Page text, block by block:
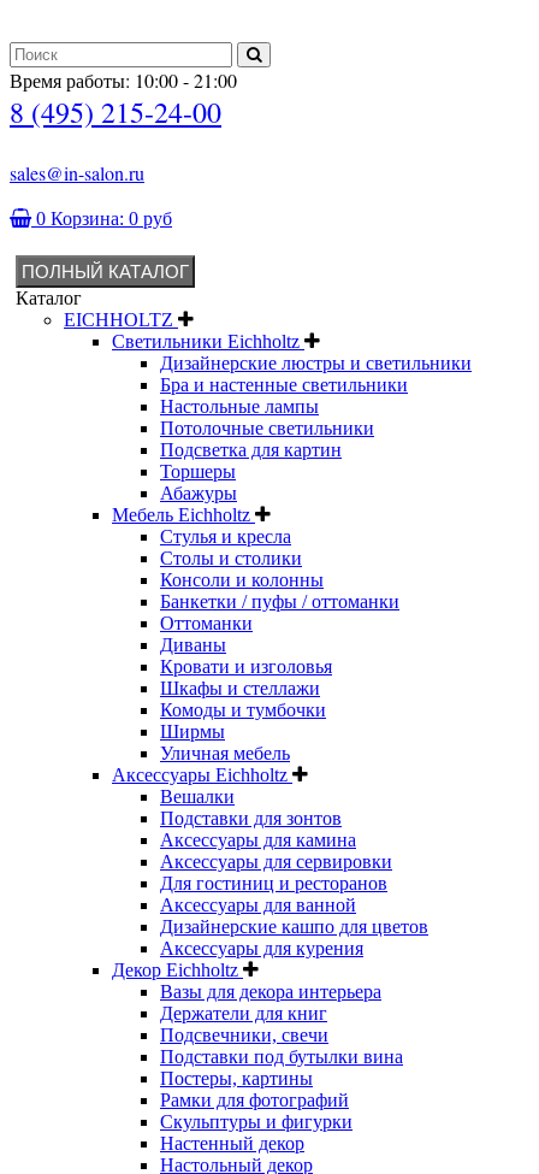
Время работы: 10:00 - 21:00
8 (495) 215-24-00
sales@in-salon.ru
0 Корзина: 0 руб
ПОЛНЫЙ КАТАЛОГ
Каталог
EICHHOLTZ
Светильники Eichholtz
Дизайнерские люстры и светильники
Бра и настенные светильники
Настольные лампы
Потолочные светильники
Подсветка для картин
Торшеры
Абажуры
Мебель Eichholtz
Стулья и кресла
Столы и столики
Консоли и колонны
Банкетки / пуфы / оттоманки
Оттоманки
Диваны
Кровати и изголовья
Шкафы и стеллажи
Комоды и тумбочки
Ширмы
Уличная мебель
Аксессуары Eichholtz
Вешалки
Подставки для зонтов
Аксессуары для камина
Аксессуары для сервировки
Для гостиниц и ресторанов
Аксессуары для ванной
Дизайнерские кашпо для цветов
Аксессуары для курения
Декор Eichholtz
Вазы для декора интерьера
Держатели для книг
Подсвечники, свечи
Подставки под бутылки вина
Постеры, картины
Рамки для фотографий
Скульптуры и фигурки
Настенный декор
Настольный декор